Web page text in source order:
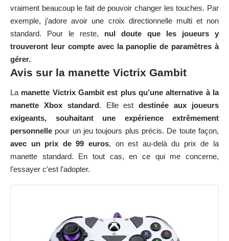
vraiment beaucoup le fait de pouvoir changer les touches. Par
exemple, j’adore avoir une croix directionnelle multi et non
standard. Pour le reste, nul doute que les joueurs y
trouveront leur compte avec la panoplie de paramètres à
gérer.
Avis sur la manette Victrix Gambit
La manette Victrix Gambit est plus qu’une alternative à la
manette Xbox standard. Elle estdestinée aux joueurs
exigeants, souhaitant une expérience extrêmement
personnelle pour un jeu toujours plus précis. De toute façon,
avec un prix de 99 euros, on est au-delà du prix de la
manette standard. En tout cas, en ce qui me concerne,
l’essayer c’est l’adopter.